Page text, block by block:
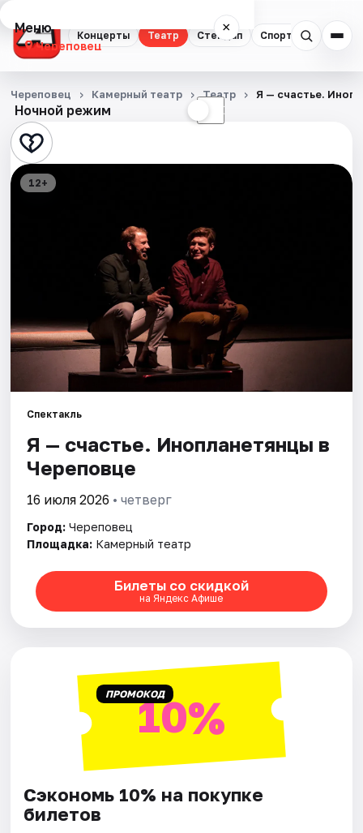
Концерты Театр Стендап Спорт
Меню ×
Череповец
Концерты
Театр
Стендап
Площадки
Артисты
Ночной режим ☾
Череповец Камерный театр Театр Я — счастье.
12+
Спектакль
Я — счастье. Инопланетянцы в
Череповце
16 июля 2026 • четверг
Город: Череповец
Площадка: Камерный театр
Билеты со скидкой
на Яндекс Афише
ПРОМОКОД10%
Сэкономь 10% на покупке
билетов